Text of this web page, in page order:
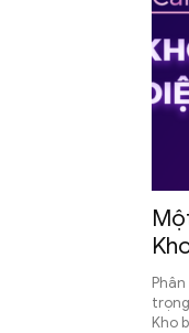
Kho